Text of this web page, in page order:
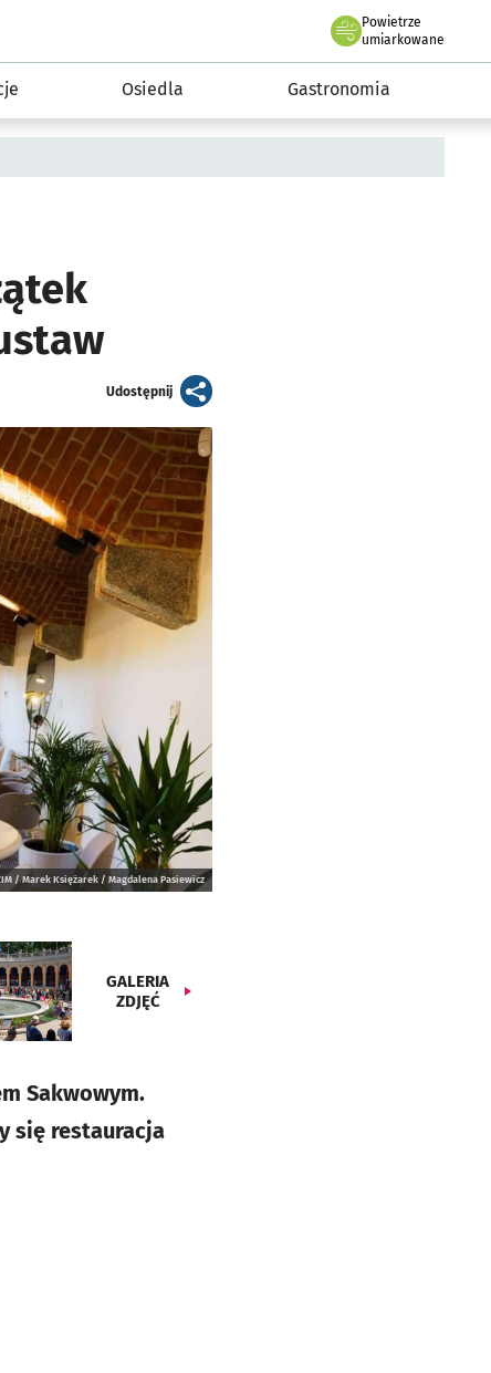
Powietrze
we Wrocławiu
umiarkowane
Osiedla Gastronomia
Udostępnijartykuł
/ Marek Księżarek / Magdalena Pasiewicz
GALERIA
ZDJĘĆ
Sakwowym.
się restauracja